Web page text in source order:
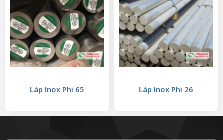
Láp Inox Phi 65 Láp Inox Phi 26